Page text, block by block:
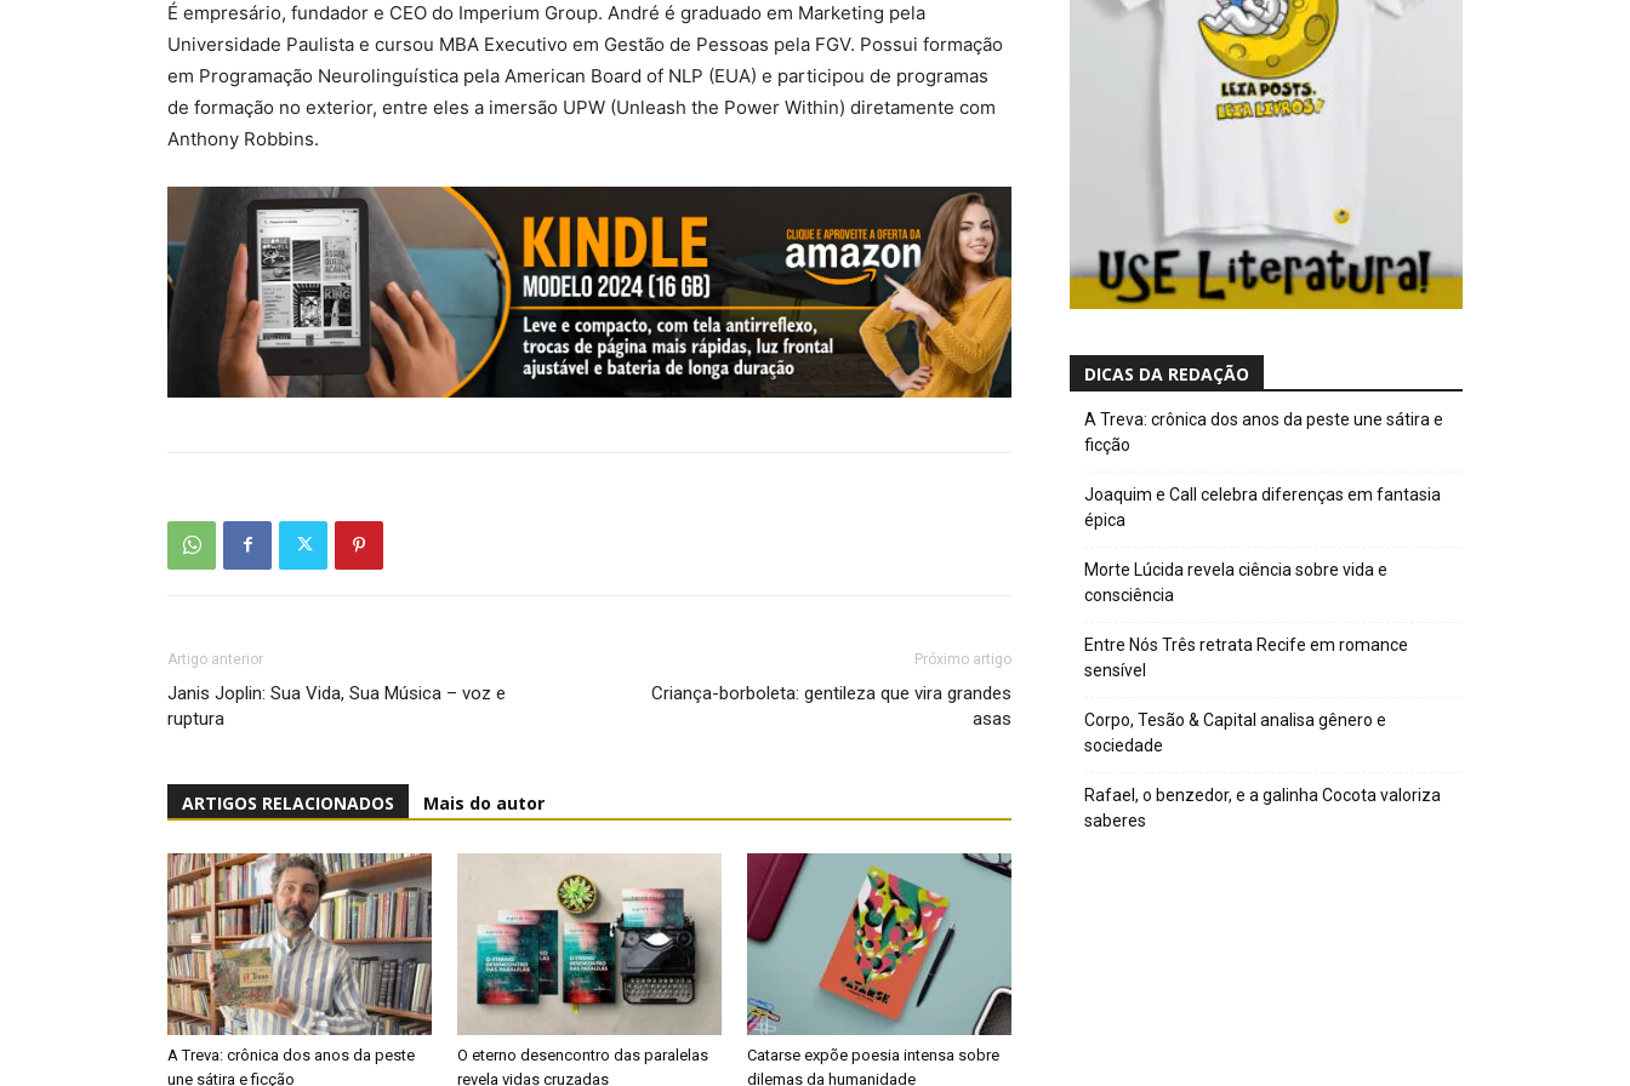
É empresário, fundador e CEO do Imperium Group. André é graduado em Marketing pela
Universidade Paulista e cursou MBA Executivo em Gestão de Pessoas pela FGV. Possui formação
em Programação Neurolinguística pela American Board of NLP (EUA) e participou de programas
de formação no exterior, entre eles a imersão UPW (Unleash the Power Within) diretamente com
Anthony Robbins.
Artigo anterior
Janis Joplin: Sua Vida, Sua Música – voz e
ruptura
Próximo artigo
Criança-borboleta: gentileza que vira grandes
asas
ARTIGOS RELACIONADOS Mais do autor
A Treva: crônica dos anos da peste
une sátira e ficção
O eterno desencontro das paralelas
revela vidas cruzadas
Catarse expõe poesia intensa sobre
dilemas da humanidade
DICAS DA REDAÇÃO
A Treva: crônica dos anos da peste une sátira e
ficção
Joaquim e Call celebra diferenças em fantasia
épica
Morte Lúcida revela ciência sobre vida e
consciência
Entre Nós Três retrata Recife em romance
sensível
Corpo, Tesão & Capital analisa gênero e
sociedade
Rafael, o benzedor, e a galinha Cocota valoriza
saberes